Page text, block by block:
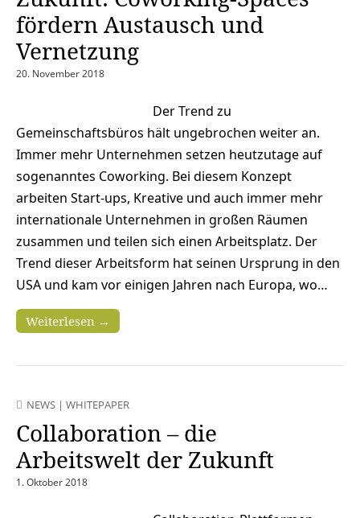
fördern Austausch und
Vernetzung
20. November 2018
Der Trend zu
Gemeinschaftsbüros hält ungebrochen weiter an.
Immer mehr Unternehmen setzen heutzutage auf
sogenanntes Coworking. Bei diesem Konzept
arbeiten Start-ups, Kreative und auch immer mehr
internationale Unternehmen in großen Räumen
zusammen und teilen sich einen Arbeitsplatz. Der
Trend dieser Arbeitsform hat seinen Ursprung in den
USA und kam vor einigen Jahren nach Europa, wo…
Weiterlesen →
NEWS | WHITEPAPER
Collaboration – die
Arbeitswelt der Zukunft
1. Oktober 2018